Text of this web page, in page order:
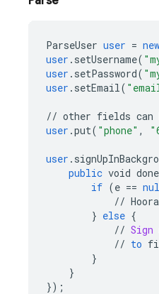
ParseUser user = new
user . setUsername(
user . setPassword(
user . setEmail(
// other fields can
user .put( "phone" ,
user .
public void done
if (e ==
//
} else {
// Sign
// to
}
}
});